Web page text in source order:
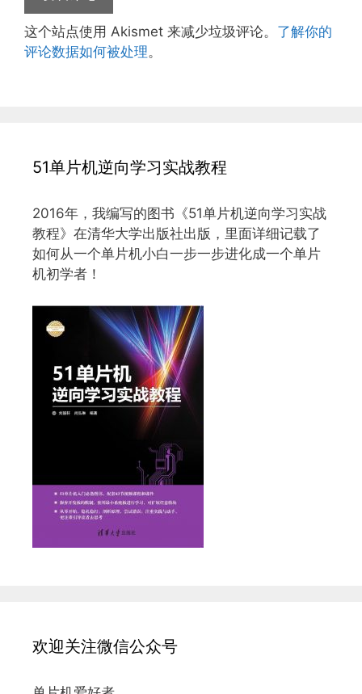
这个站点使用 Akismet 来减少垃圾评论。 了解你的
评论数据如何被处理。
51单片机逆向学习实战教程
2016年，我编写的图书《51单片机逆向学习实战
教程》在清华大学出版社出版，里面详细记载了
如何从一个单片机小白一步一步进化成一个单片
机初学者！
欢迎关注微信公众号